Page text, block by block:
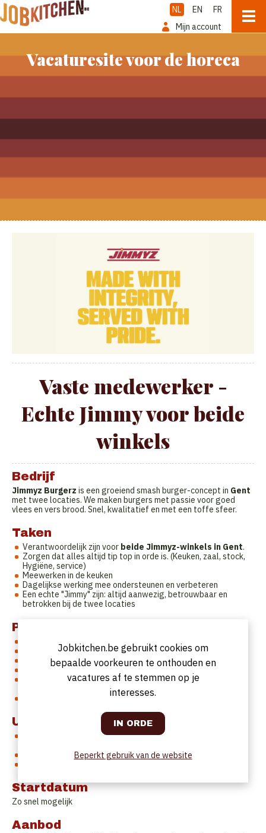
NL EN
FR
Mijn account
Vacaturesite voor de horeca
Vaste medewerker -
Echte Jimmy voor beide
winkels
Bedrijf
Jimmyz Burgerz is een groeiend smash burger-concept in Gent
met twee locaties. We maken burgers met passie voor goed
vlees en vers brood. Snel, kwalitatief en met een toffe sfeer.
Taken
Verantwoordelijk zijn voor beide Jimmyz-winkels in Gent.
Zorgen dat alles altijd tip top in orde is. (Keuken, zaal, stock,
Hygiëne, service)
Meewerken in de keuken
Dagelijkse werking mee ondersteunen en verbeteren
Een echte "Jimmy" zijn: altijd aanwezig, betrouwbaar en
betrokken bij de twee locaties
Profiel
Je bent 23 tot 30 jaar oud
Ervaring in de horeca is the key
Je bent een echte teamplager die zelfstandig kan werken
Betrouwbaar, flexibel en "altijd er" mentaliteit
Vaste, flexi, student. je kunt bij ons doorstomen en
doorgroeien naar een vast contact
Je woont bij voorkeur in of rond Gent
Uurrooster
Variabel (typisch horeca-rooster, inclusief weekends en
Week planningen.
Startdatum
Zo snel mogelijk
Aanbod
Jobkitchen.be gebruikt cookies om
bepaalde voorkeuren te onthouden en
vacatures af te stemmen op je
interesses.
Beperkt gebruik van de website